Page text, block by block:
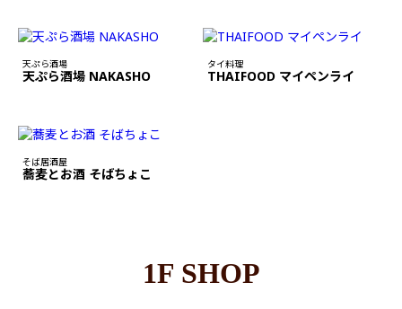
天ぷら酒場
天ぷら酒場 NAKASHO
タイ料理
THAIFOOD マイペンライ
そば居酒屋
蕎麦とお酒 そばちょこ
1F SHOP